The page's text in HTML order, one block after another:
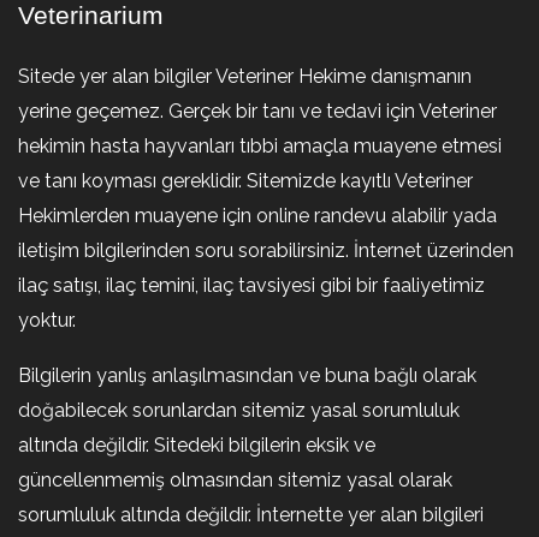
Veterinarium
Sitede yer alan bilgiler Veteriner Hekime danışmanın
yerine geçemez. Gerçek bir tanı ve tedavi için Veteriner
hekimin hasta hayvanları tıbbi amaçla muayene etmesi
ve tanı koyması gereklidir. Sitemizde kayıtlı Veteriner
Hekimlerden muayene için online randevu alabilir yada
iletişim bilgilerinden soru sorabilirsiniz. İnternet üzerinden
ilaç satışı, ilaç temini, ilaç tavsiyesi gibi bir faaliyetimiz
yoktur.
Bilgilerin yanlış anlaşılmasından ve buna bağlı olarak
doğabilecek sorunlardan sitemiz yasal sorumluluk
altında değildir. Sitedeki bilgilerin eksik ve
güncellenmemiş olmasından sitemiz yasal olarak
sorumluluk altında değildir. İnternette yer alan bilgileri